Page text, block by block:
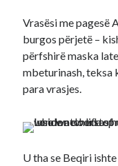
Vrasësi me pagesë
burgos përjetë –
përfshirë maska
mbeturinash, teksa
para vrasjes.
U tha se Beqiri